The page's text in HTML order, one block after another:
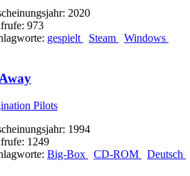
2020
973
gespielt Steam Windows
Pilots
1994
1249
Big-Box CD-ROM Deutsch